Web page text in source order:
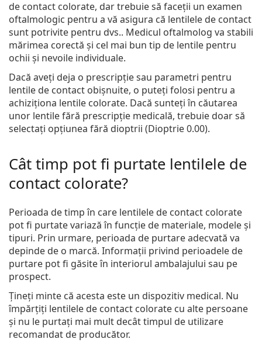
de contact colorate, dar trebuie să faceții un examen
oftalmologic pentru a vă asigura că lentilele de contact
sunt potrivite pentru dvs.. Medicul oftalmolog va stabili
mărimea corectă și cel mai bun tip de lentile pentru
ochii și nevoile individuale.
Dacă aveți deja o prescripție sau parametri pentru
lentile de contact obișnuite, o puteți folosi pentru a
achiziționa lentile colorate. Dacă sunteți în căutarea
unor lentile fără prescripție medicală, trebuie doar să
selectați opțiunea fără dioptrii (Dioptrie 0.00).
Cât timp pot fi purtate lentilele de
contact colorate?
Perioada de timp în care lentilele de contact colorate
pot fi purtate variază în funcție de materiale, modele și
tipuri. Prin urmare, perioada de purtare adecvată va
depinde de o marcă. Informații privind perioadele de
purtare pot fi găsite în interiorul ambalajului sau pe
prospect.
Țineți minte că acesta este un dispozitiv medical. Nu
împărțiți lentilele de contact colorate cu alte persoane
și nu le purtați mai mult decât timpul de utilizare
recomandat de producător.